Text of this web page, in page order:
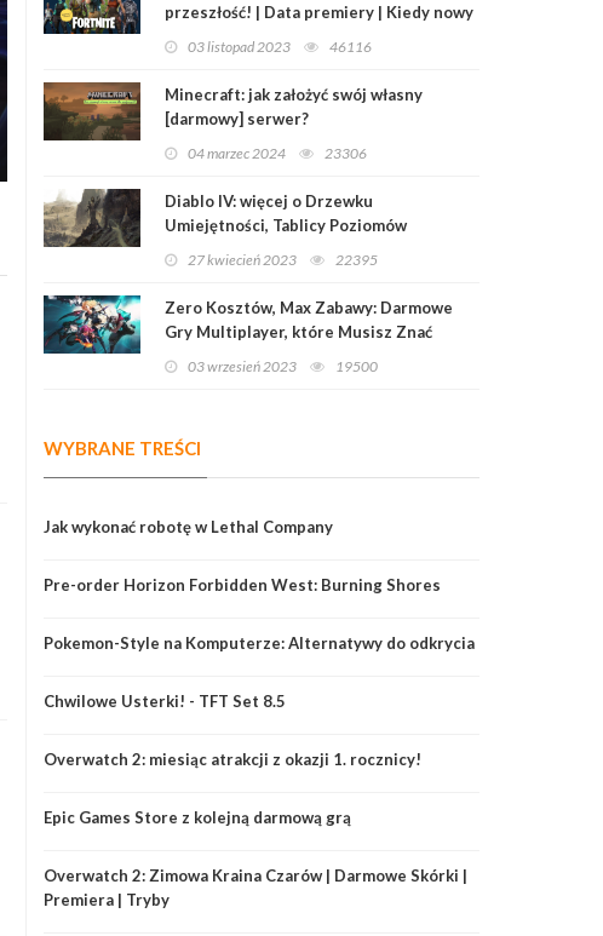
przeszłość! | Data premiery | Kiedy nowy
03 listopad 2023 46116
Minecraft: jak założyć swój własny
[darmowy] serwer?
04 marzec 2024 23306
Diablo IV: więcej o Drzewku
Umiejętności, Tablicy Poziomów
Legendarnych
27 kwiecień 2023 22395
Zero Kosztów, Max Zabawy: Darmowe
Gry Multiplayer, które Musisz Znać
03 wrzesień 2023 19500
WYBRANE TREŚCI
Jak wykonać robotę w Lethal Company
Pre-order Horizon Forbidden West: Burning Shores
Pokemon-Style na Komputerze: Alternatywy do odkrycia
Chwilowe Usterki! - TFT Set 8.5
Overwatch 2: miesiąc atrakcji z okazji 1. rocznicy!
Epic Games Store z kolejną darmową grą
Overwatch 2: Zimowa Kraina Czarów | Darmowe Skórki |
Premiera | Tryby